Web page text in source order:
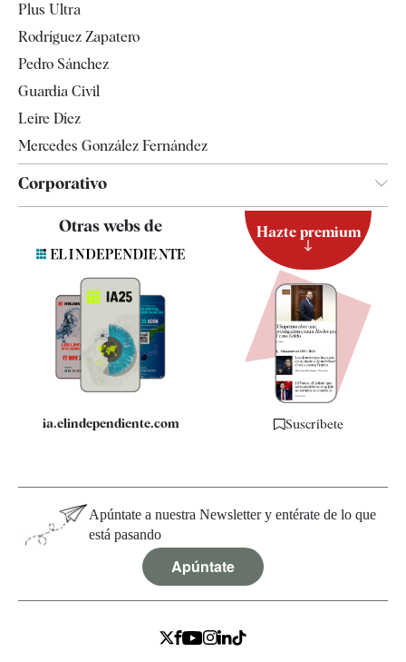
Televisión
Plus Ultra
Rodríguez Zapatero
Pedro Sánchez
Guardia Civil
Leire Díez
Mercedes González Fernández
Corporativo
Contacto
Quiénes somos
Especificaciones
Otras webs de
ia.elindependiente.com
Hazte premium
Suscríbete
Apúntate a nuestra Newsletter y entérate de lo que
está pasando
Apúntate